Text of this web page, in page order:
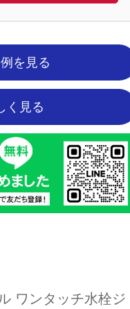
を見る
く見る
ワンタッチ水栓ジ